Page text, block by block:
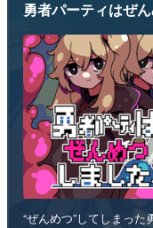
勇者パーティはぜん
“ぜんめつ”してしまっ